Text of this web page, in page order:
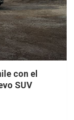
con el
SUV